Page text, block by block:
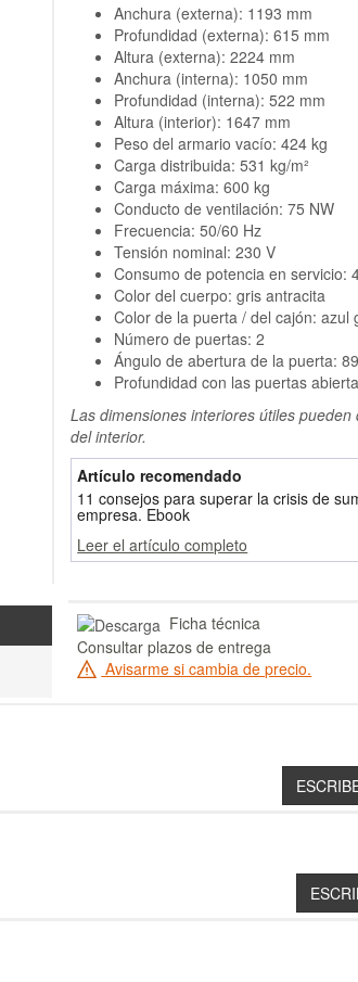
Anchura (externa): 1193 mm
Profundidad (externa): 615 mm
Altura (externa): 2224 mm
Anchura (interna): 1050 mm
Profundidad (interna): 522 mm
Altura (interior): 1647 mm
Peso del armario vacío: 424 kg
Carga distribuida: 531 kg/m²
Carga máxima: 600 kg
Conducto de ventilación: 75 NW
Frecuencia: 50/60 Hz
Tensión nominal: 230 V
Consumo de potencia en servicio:
Color del cuerpo: gris antracita
Color de la puerta / del cajón: azul
Número de puertas: 2
Ángulo de abertura de la puerta:
Profundidad con las puertas
Las dimensiones interiores útiles
del interior.
Artículo recomendado
11 consejos para superar la crisis de
empresa. Ebook
Leer el artículo completo
Ficha técnica
Consultar plazos de entrega
Avisarme si cambia de precio.